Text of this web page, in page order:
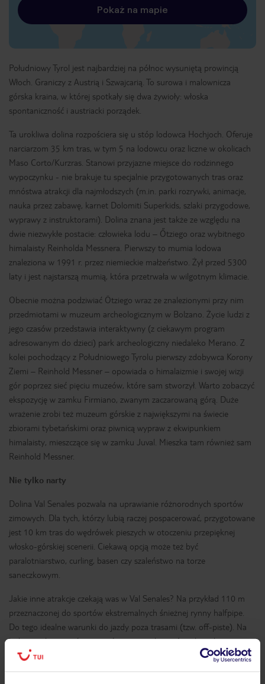
Pokaż na mapie
Południowy Tyrol jest najbardziej na północ wysuniętą prowincją
Włoch. Graniczy z Austrią i Szwajcarią. To surowa i malownicza
górska kraina, w której spotkały się dwa żywioły: włoska
spontaniczność i austriacki porządek.
Ta urokliwa dolina rozpościera się u stóp lodowca Hochjoch. Oferuje
narciarzom 35 km tras, w tym 5 na lodowcu oraz liczne w okolicach
Maso Corto/Kurzras. Stanowi przyjazne miejsce do rodzinnego
wypoczynku - nie brakuje tu specjalnie przygotowanych tras oraz
mnóstwa atrakcji dla najmłodszych (m.in. parki rozrywki, animacje,
nauka przez zabawę, karnet Dolomiti Superkids, szlaki przygodowe,
wyprawy z instruktorami). Dolina znana jest także ze względu na
dwie niezwykłe postacie: człowieka lodu – Őtziego oraz wybitnego
himalaisty Reinholda Messnera. Pierwszy to mumia lodowa
znaleziona w 1991 r. przez niemieckie małżeństwo. Żył przed 5300
laty i jest najstarszą mumią, która przetrwała w wilgotnym klimacie.
Obecnie można podziwiać Ötziego wraz ze znalezionymi przy nim
przedmiotami w muzeum archeologicznym w Bolzano. Życie ludzi z
jego czasów przedstawia interaktywny (z ciekawym program
adresowanym do dzieci) park archeologiczny niedaleko Merano. Z
kolei pochodzący z Południowego Tyrolu pierwszy zdobywca Korony
Ziemi – Reinhold Messner – opowiada o himalaizmie i swojej wizji
gór poprzez sieć pięciu muzeów, które sam stworzył. Warto zobaczyć
ekspozycję w zamku Firmiano, zwanym zaczarowaną górą. Duże
wrażenie zrobi też muzeum górskie z największymi na świecie
zbiorami tybetańskimi oraz piwnicą wypraw z ekwipunkiem
himalaisty, mieszczące się w zamku Juval. Mieszka tam również sam
Reinhold Messner.
Nie tylko narty
Dolina Val Senales pozwala na uprawianie różnorodnych sportów
zimowych. Dla tych, którzy lubią raczej pospacerować, przygotowane
jest 10 km tras do wędrówek pieszych w otoczeniu przepięknej
włosko-górskiej scenerii. Ciekawą opcją może też być
paralotniarstwo, curling, basen czy szaleństwo na torze
saneczkowym.
Jakie inne atrakcje czekają was w Val Senales? Na przykład 110 m
przeznaczonej do sportów ekstremalnych śnieżnej rynny halfpipe.
Do tego idealne warunki do jazdy poza trasami (tzw. off-piste). Na
lodowcu skorzystać można również z pięknie oświetlonych
snowparków, na których poszaleją wielbiciele snowboardu.